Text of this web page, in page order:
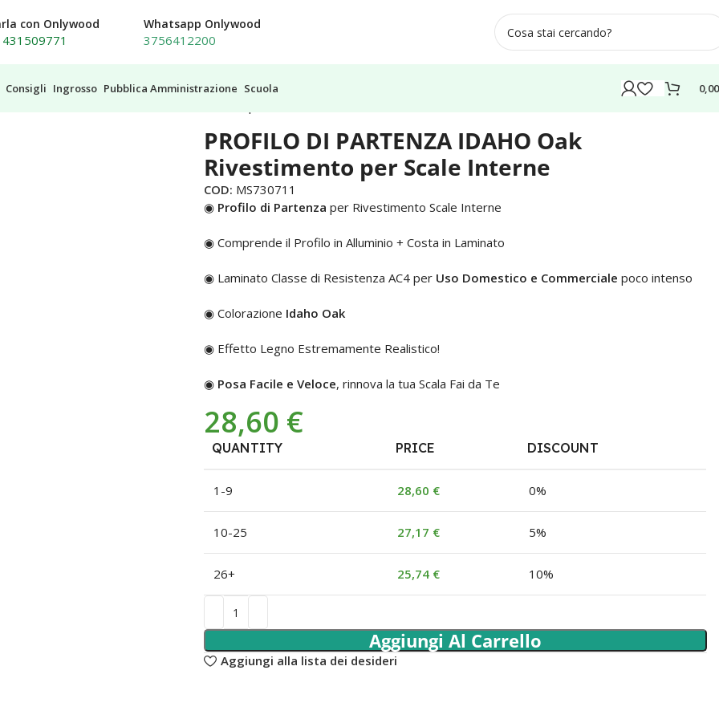
con Onlywood Whatsapp Onlywood
3756412200
Consigli Ingrosso Pubblica Amministrazione Scuola
PROFILO DI PARTENZA IDAHO Oak
Rivestimento per Scale Interne
COD: MS730711
◉ Profilo di Partenza per Rivestimento Scale Interne
◉ Comprende il Profilo in Alluminio + Costa in Laminato
◉ Laminato Classe di Resistenza AC4 per Uso Domestico e Commerciale poco intenso
◉ Colorazione Idaho Oak
◉ Effetto Legno Estremamente Realistico!
◉ Posa Facile e Veloce, rinnova la tua Scala Fai da Te
28,60 €
QUANTITY PRICE DISCOUNT
1-9 28,60 € 0%
10-25 27,17 € 5%
26+ 25,74 € 10%
Aggiungi Al Carrello
Aggiungi alla lista dei desideri